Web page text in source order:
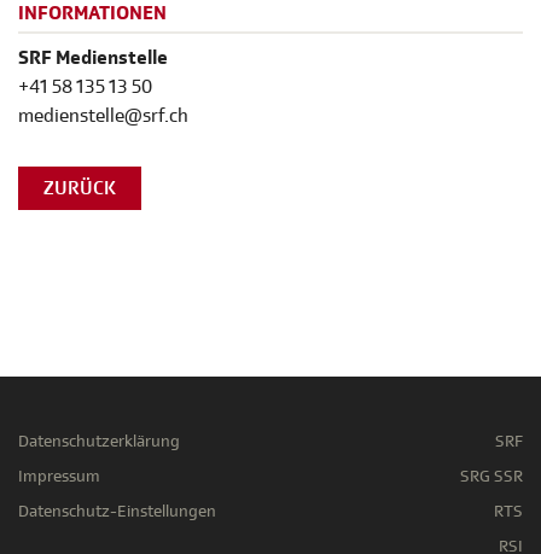
INFORMATIONEN
SRF Medienstelle
+41 58 135 13 50
medienstelle@srf.ch
ZURÜCK
Datenschutzerklärung
Impressum
Datenschutz-Einstellungen
SRF
SRG SSR
RTS
RSI